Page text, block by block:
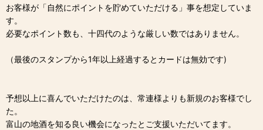
お客様が「自然にポイントを貯めていただける」事を想定していま
す。
必要なポイント数も、十四代のような厳しい数ではありません。
（最後のスタンプから1年以上経過するとカードは無効です)
予想以上に喜んでいただけたのは、常連様よりも新規のお客様でし
た。
富山の地酒を知る良い機会になったとご支援いただいてます。